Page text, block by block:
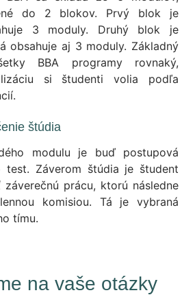
do 2 blokov. Prvý blok je
3 moduly. Druhý blok je
obsahuje aj 3 moduly. Základný
BBA programy rovnaký,
si študenti volia podľa
štúdia
modulu je buď postupová
test. Záverom štúdia je študent
prácu, ktorú následne
komisiou. Tá je vybraná
tímu.
na vaše otázky